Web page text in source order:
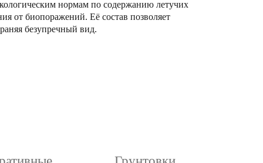
нормам по содержанию летучих
от биопоражений. Её состав позволяет
безупречный вид.